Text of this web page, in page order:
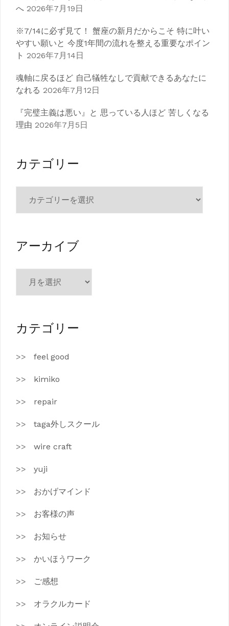
へ 2026年7月19日
※7/14に必ず見て！ 蟹座の新月だからこそ 特に叶い
やすい願いと 今度1年間の流れを整える重要なポイン
ト 2026年7月14日
魂軸に戻るほど 自己犠牲なしで貢献できるあなたに
なれる 2026年7月12日
『完璧主義は悪い』と 思っている人ほど 苦しくなる
理由 2026年7月5日
カテゴリー
ゴ
ー
アーカイブ
カ
ブ
カテゴリー
feel good
kimiko
repair
taga外しスクール
wire craft
yuji
おかげマインド
お客様の声
お知らせ
かいほうワーク
ご感想
オラクルカード